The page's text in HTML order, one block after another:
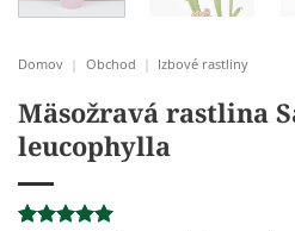
Domov | Obchod | Izbové rastliny
Mäsožravá rastlina
leucophylla